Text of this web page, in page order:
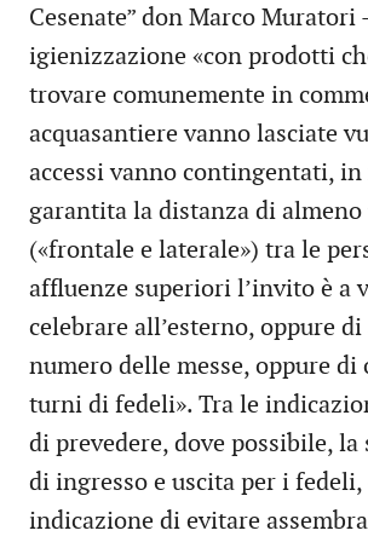
Cesenate” don Marco Muratori
igienizzazione «con prodotti
trovare comunemente in
acquasantiere vanno lasciate
accessi vanno contingentati, in
garantita la distanza di
(«frontale e laterale») tra le
affluenze superiori l’invito è a
celebrare all’esterno, oppure
numero delle messe, oppure di
turni di fedeli». Tra le
di prevedere, dove possibile, la
di ingresso e uscita per i
indicazione di evitare